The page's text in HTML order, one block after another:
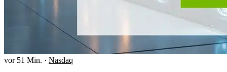
vor 51 Min. · Nasdaq